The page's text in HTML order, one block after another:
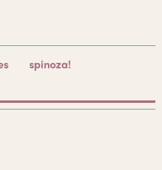
spinoza!